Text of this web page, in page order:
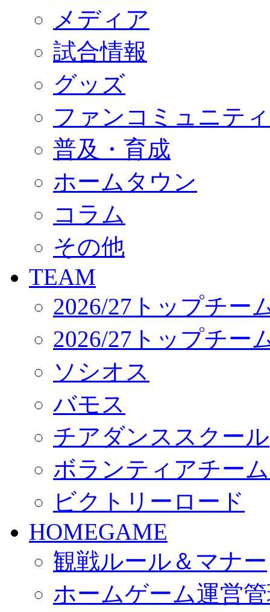
2026/27ファンコミュニティ
サポートショップ
GOODS
オフィシャルストア（実店舗）
オンラインストア
ACADEMY
アカデミーについて
コーチ&スタッフ
ジュニア
ジュニアユース
ユース
練習拠点（ナラディーア）
SCHOOL
CLUB
パートナー募集
クラブ理念
サステナビリティ
Web制作支援
応援プロジェクト
メディア
試合情報
グッズ
ファンコミュニティ
普及・育成
ホームタウン
コラム
その他
TEAM
2026/27トップチー
2026/27トップチー
ソシオス
バモス
チアダンススクール
ボランティアチー
ビクトリーロード
HOMEGAME
観戦ルール＆マナー
ホームゲーム運営